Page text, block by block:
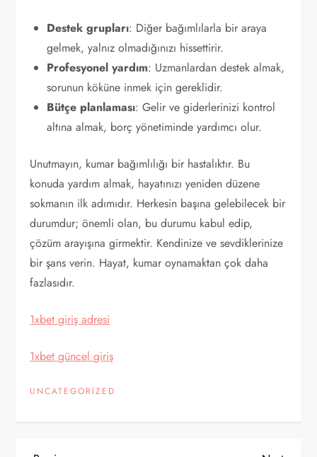
Destek grupları: Diğer bağımlılarla bir araya
gelmek, yalnız olmadığınızı hissettirir.
Profesyonel yardım: Uzmanlardan destek almak,
sorunun köküne inmek için gereklidir.
Bütçe planlaması: Gelir ve giderlerinizi kontrol
altına almak, borç yönetiminde yardımcı olur.
Unutmayın, kumar bağımlılığı bir hastalıktır. Bu
konuda yardım almak, hayatınızı yeniden düzene
sokmanın ilk adımıdır. Herkesin başına gelebilecek bir
durumdur; önemli olan, bu durumu kabul edip,
çözüm arayışına girmektir. Kendinize ve sevdiklerinize
bir şans verin. Hayat, kumar oynamaktan çok daha
fazlasıdır.
1xbet giriş adresi
1xbet güncel giriş
UNCATEGORIZED